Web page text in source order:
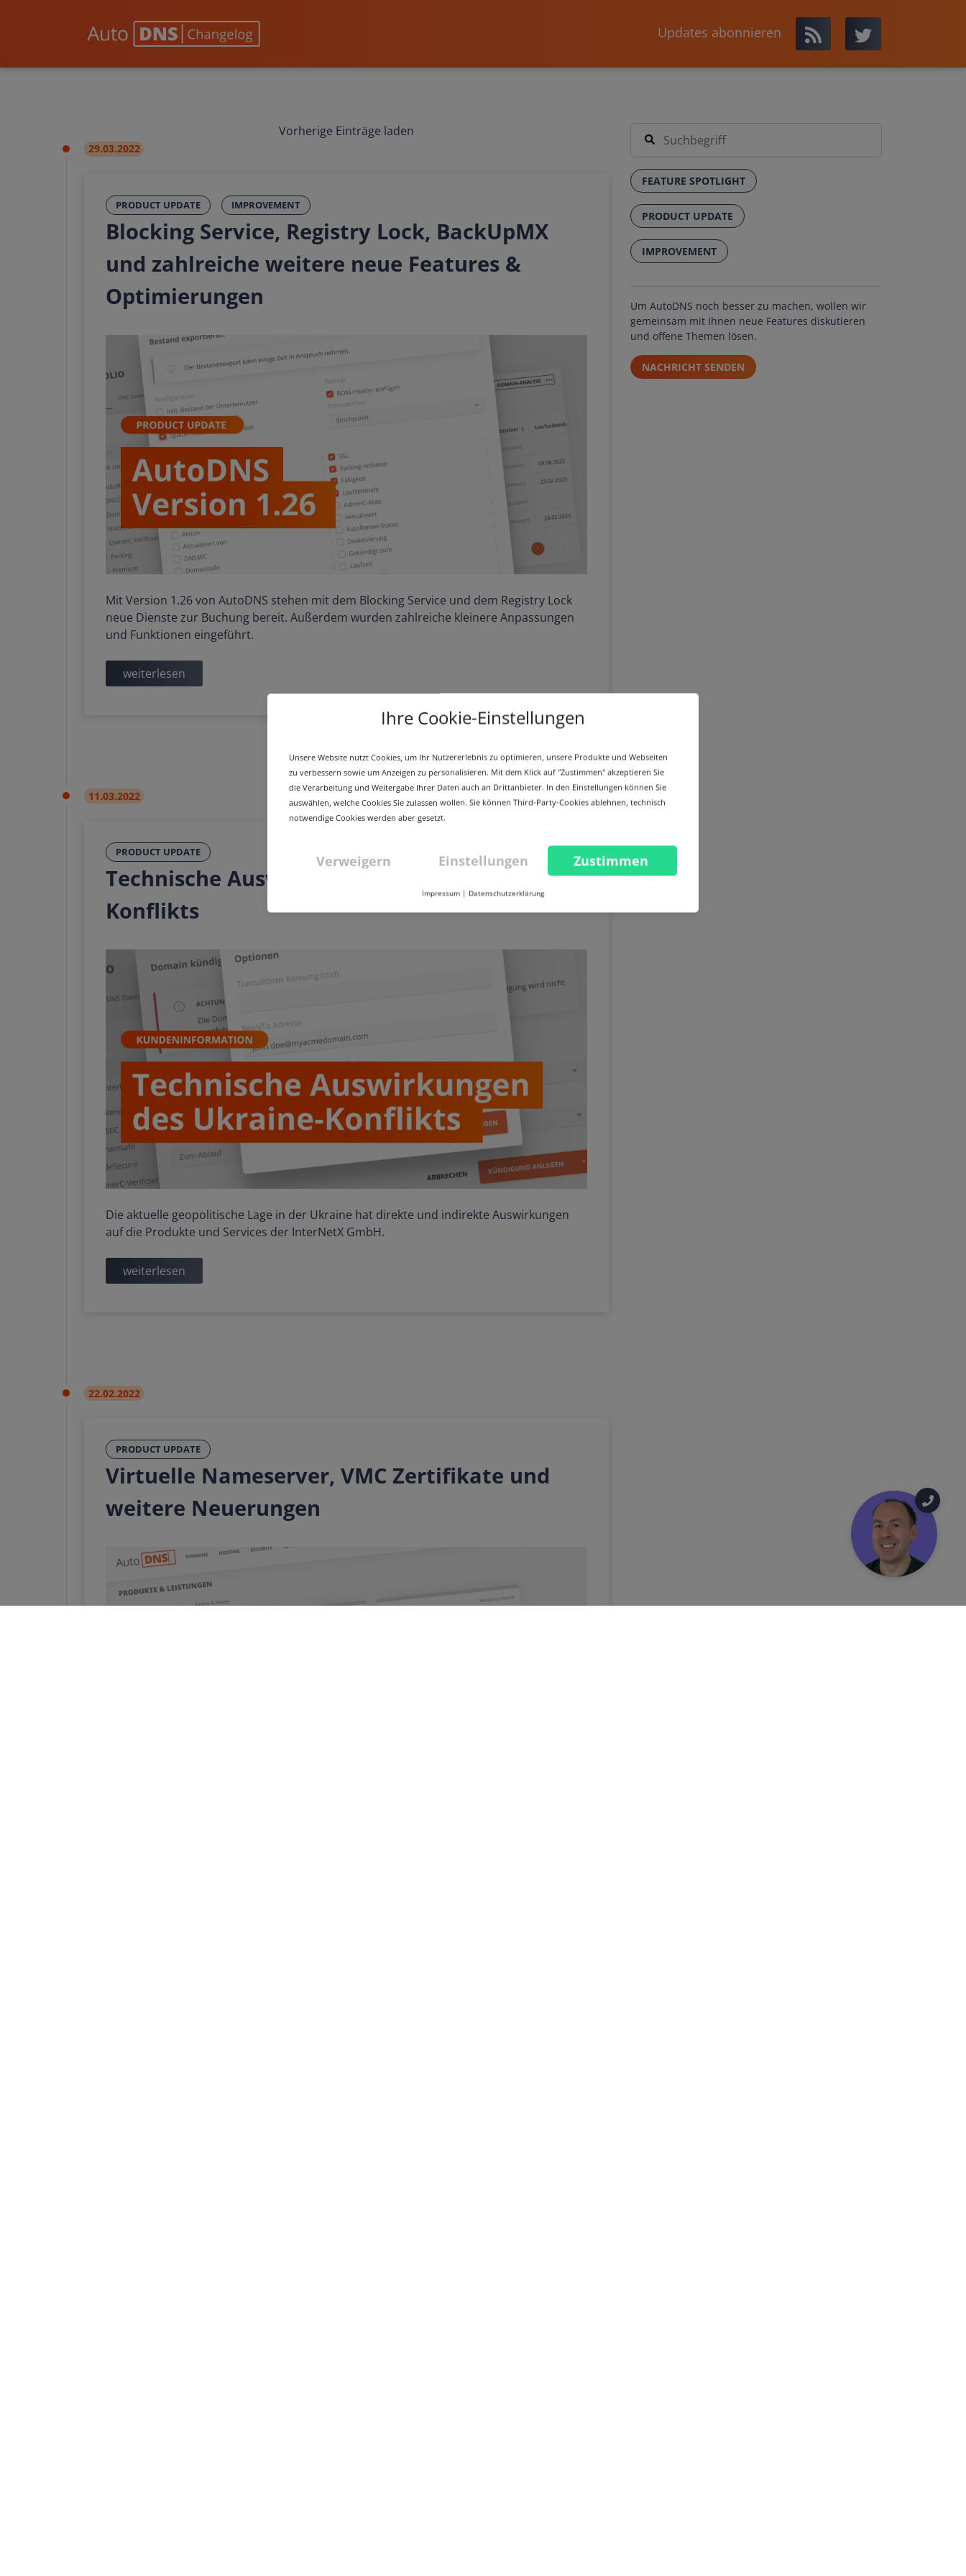
Updates abonnieren
Vorherige Einträge laden
29.03.2022
PRODUCT UPDATE IMPROVEMENT
Blocking Service, Registry Lock, BackUpMX
und zahlreiche weitere neue Features &
Optimierungen
Mit Version 1.26 von AutoDNS stehen mit dem Blocking Service und dem Registry Lock
neue Dienste zur Buchung bereit. Außerdem wurden zahlreiche kleinere Anpassungen
und Funktionen eingeführt.
weiterlesen
11.03.2022
PRODUCT UPDATE
Technische Auswirkungen des Ukraine-
Konflikts
Die aktuelle geopolitische Lage in der Ukraine hat direkte und indirekte Auswirkungen
auf die Produkte und Services der InterNetX GmbH.
weiterlesen
22.02.2022
PRODUCT UPDATE
Virtuelle Nameserver, VMC Zertifikate und
weitere Neuerungen
FEATURE SPOTLIGHT
PRODUCT UPDATE
IMPROVEMENT
Um AutoDNS noch besser zu machen, wollen wir
gemeinsam mit Ihnen neue Features diskutieren
und offene Themen lösen.
NACHRICHT SENDEN
Ihre Cookie-Einstellungen
Unsere Website nutzt Cookies, um Ihr Nutzererlebnis zu optimieren, unsere Produkte und Webseiten
zu verbessern sowie um Anzeigen zu personalisieren. Mit dem Klick auf "Zustimmen" akzeptieren Sie
die Verarbeitung und Weitergabe Ihrer Daten auch an Drittanbieter. In den Einstellungen können Sie
auswählen, welche Cookies Sie zulassen wollen. Sie können Third-Party-Cookies ablehnen, technisch
notwendige Cookies werden aber gesetzt.
Zustimmen
Verweigern Einstellungen
Impressum | Datenschutzerklärung